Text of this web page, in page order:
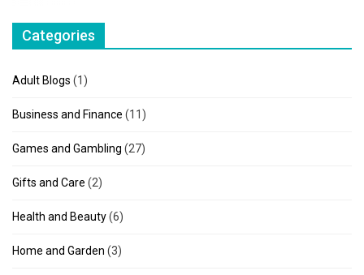
Categories
Adult Blogs (1)
Business and Finance (11)
Games and Gambling (27)
Gifts and Care (2)
Health and Beauty(6)
Home and Garden (3)